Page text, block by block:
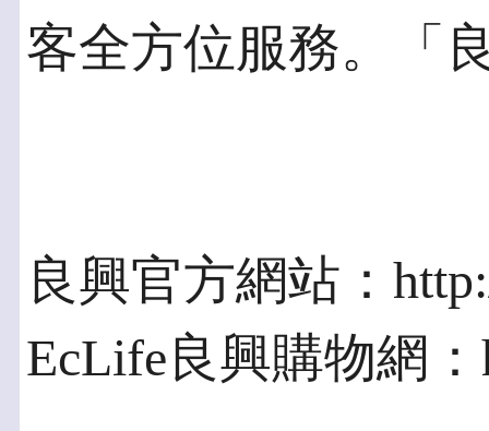
客全方位服務。「
良興官方網站：
EcLife良興購物網